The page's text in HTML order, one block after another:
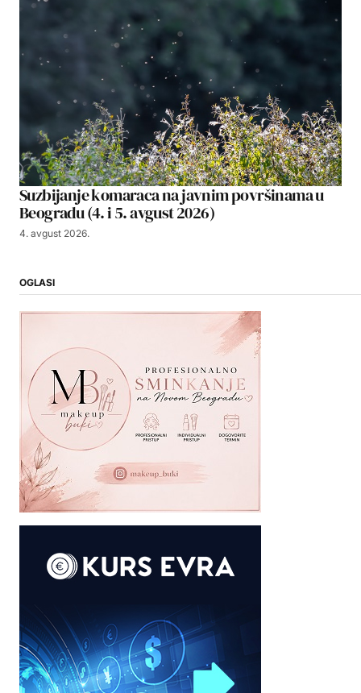
Suzbijanje komaraca na javnim površinama u
Beogradu (4. i 5. avgust 2026)
4. avgust 2026.
OGLASI